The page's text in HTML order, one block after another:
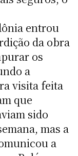
entrou
da obra
os
a
visita feita
que
sido
mas a
a